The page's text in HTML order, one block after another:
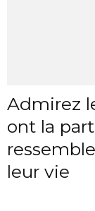
Admirez
ont la
leur vie